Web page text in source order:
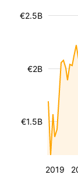
2019
€1.5B
€2B
€2.5B